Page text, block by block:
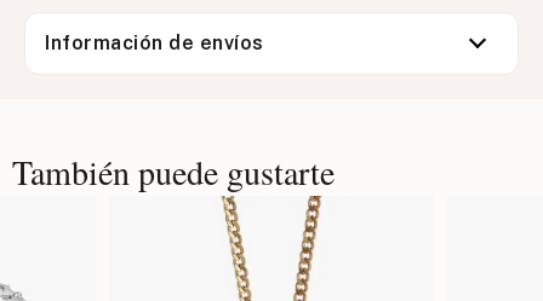
Información de envíos
También puede gustarte